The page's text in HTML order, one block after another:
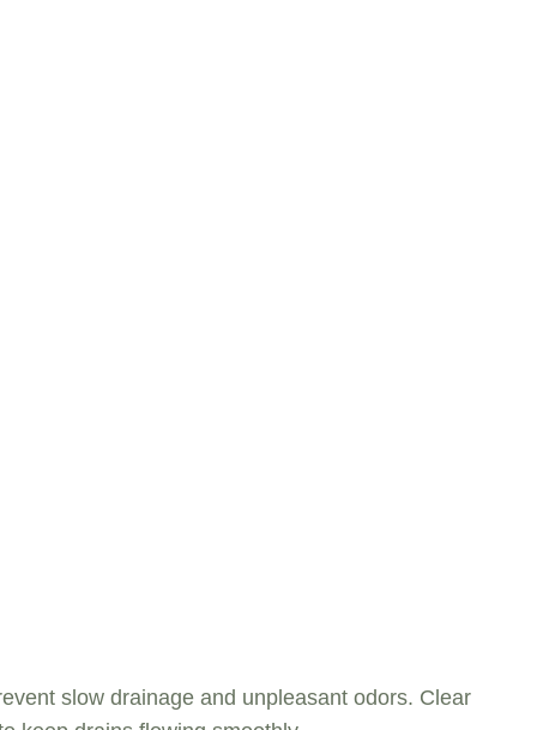
slow drainage and unpleasant odors. Clear